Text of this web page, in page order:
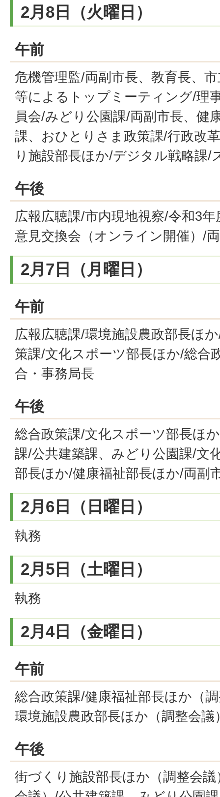
2月8日（火曜日）
午前
危機管理監/両副市長、教育長、
等によるトップミーティング/理
員会/みどり公園課/両副市長、健
課、おひとりさま政策課/行政改
り施設部長ほか/デジタル戦略課/
午後
広報広聴課/市内現地視察/令和3
意見交換会（オンライン開催）/
2月7日（月曜日）
午前
広報広聴課/環境施設農政部長ほ
策課/文化スポーツ部長ほか/総合
合・事務局長
午後
総合政策課/文化スポーツ部長ほ
課/公共建築課、みどり公園課/文
部長ほか/健康福祉部長ほか/両副
2月6日（日曜日）
執務
2月5日（土曜日）
執務
2月4日（金曜日）
午前
総合政策課/健康福祉部長ほか（
環境施設農政部長ほか（調整会議
午後
街づくり施設部長ほか（調整会